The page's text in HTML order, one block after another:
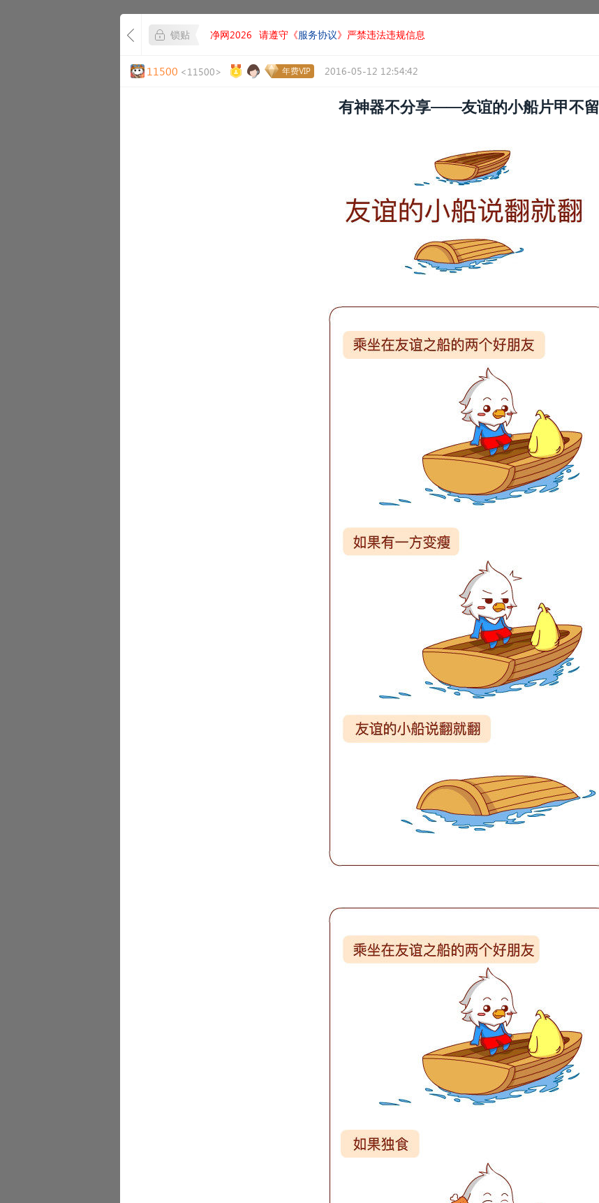
锁贴 净网2026 请遵守《服务协议》严禁违法违规信息
11500 <11500> 年费VIP 2016-05-12 12:54:42
有神器不分享——友谊的小船片甲不留